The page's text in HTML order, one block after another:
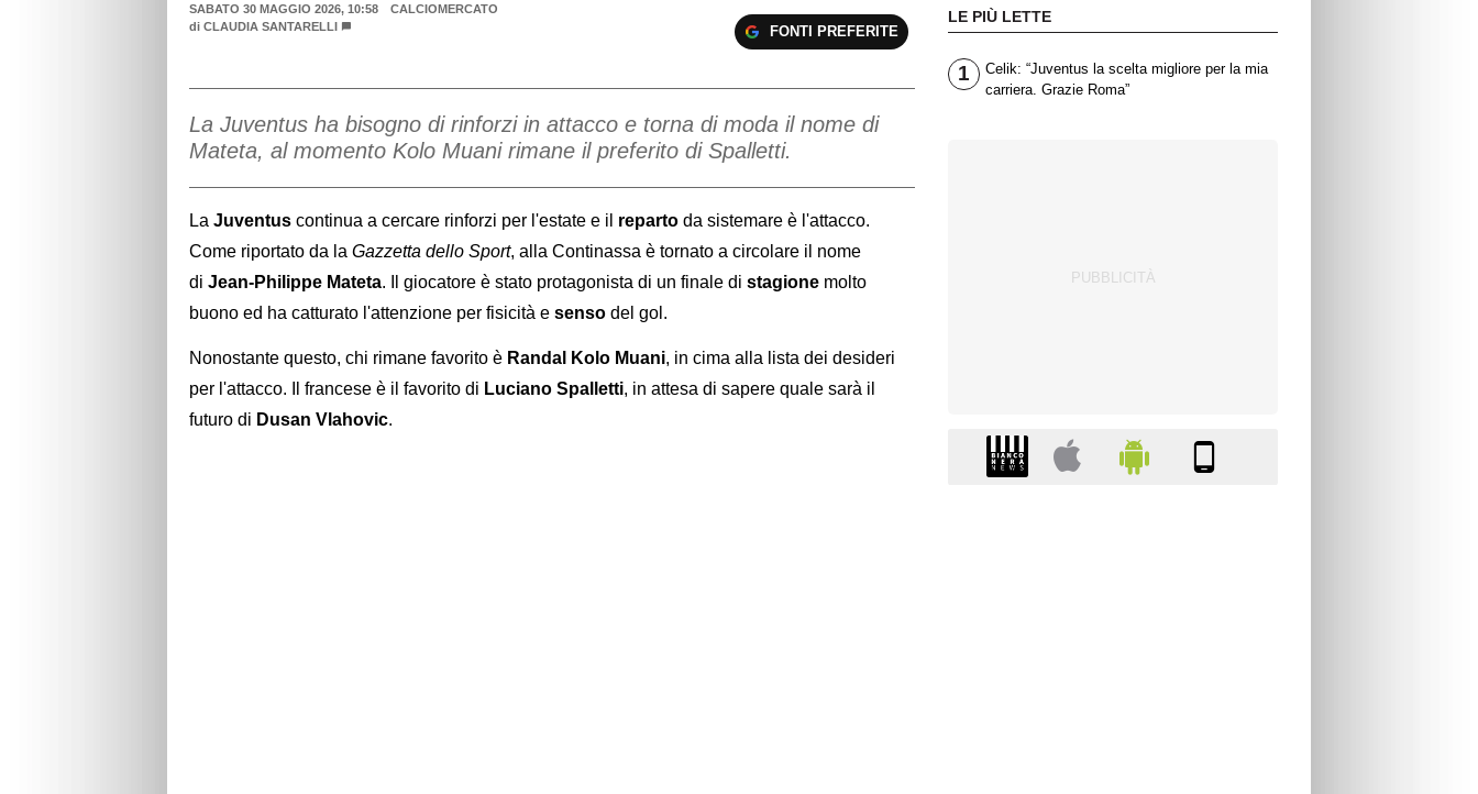
SABATO 30 MAGGIO 2026, 10:58
CALCIOMERCATO
di CLAUDIA SANTARELLI FONTI PREFERITE
La Juventus ha bisogno di rinforzi in attacco e torna di moda il nome di
Mateta, al momento Kolo Muani rimane il preferito di Spalletti.
La Juventus continua a cercare rinforzi per l'estate e il reparto da sistemare è l'attacco.
Come riportato da la Gazzetta dello Sport, alla Continassa è tornato a circolare il nome
di Jean-Philippe Mateta. Il giocatore è stato protagonista di un finale di stagione molto
buono ed ha catturato l'attenzione per fisicità e senso del gol.
Nonostante questo, chi rimane favorito è Randal Kolo Muani, in cima alla lista dei desideri
per l'attacco. Il francese è il favorito di Luciano Spalletti, in attesa di sapere quale sarà il
futuro di Dusan Vlahovic.
LE PIÙ LETTE
1
Celik: “Juventus la scelta migliore per la mia
carriera. Grazie Roma”